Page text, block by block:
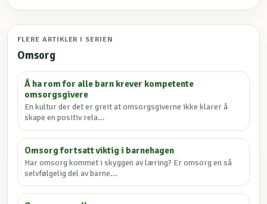
FLERE ARTIKLER I SERIEN
Omsorg
Å ha rom for alle barn krever kompetente
omsorgsgivere
En kultur der det er greit at omsorgsgiverne ikke klarer å
skape en positiv rela...
Omsorg fortsatt viktig i barnehagen
Har omsorg kommet i skyggen av læring? Er omsorg en så
selvfølgelig del av barne...